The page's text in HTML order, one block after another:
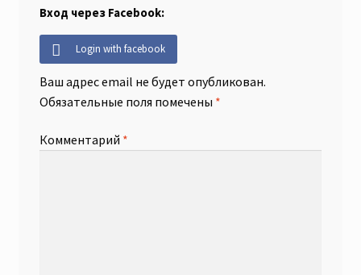
Вход через Facebook:
Login with facebook
Ваш адрес email не будет опубликован.
Обязательные поля помечены *
Комментарий *